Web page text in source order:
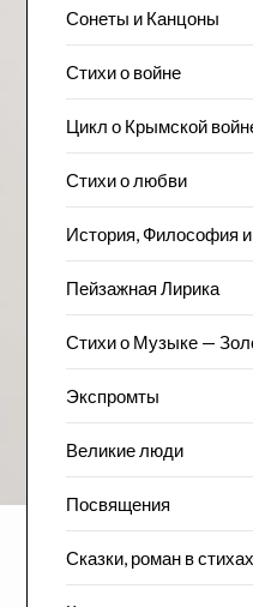
Сонеты и Канцоны
Стихи о войне
Цикл о Крымской
Стихи о любви
История, Философия
Пейзажна​я Лирика
Стихи о Музыке —
Экспромты
Великие люди
Посвящения
Сказки, роман в стихах